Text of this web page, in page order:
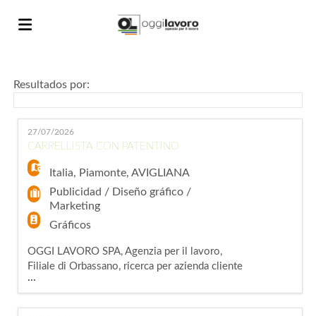
Lista
ofertas
de
trabajo
Subir
CV
Acceso
Idioma
Resultados por:
27/07/2026
CARRELLISTA CON PATENTINO
Italia, Piamonte,AVIGLIANA
Publicidad / Diseño gráfico /
Marketing
Gráficos
OGGI LAVORO SPA, Agenzia per il lavoro,
Filiale di Orbassano, ricerca per azienda cliente
un CARRELLISTA CON PATENTINO DEL
CARRELLO ELEVATORE. La risorsa sarà
inserita all'interno del magazzino e si occuperà
...